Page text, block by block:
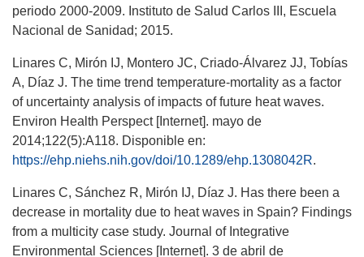
periodo 2000-2009. Instituto de Salud Carlos III, Escuela
Nacional de Sanidad; 2015.
Linares C, Mirón IJ, Montero JC, Criado-Álvarez JJ, Tobías
A, Díaz J. The time trend temperature-mortality as a factor
of uncertainty analysis of impacts of future heat waves.
Environ Health Perspect [Internet]. mayo de
2014;122(5):A118. Disponible en:
https://ehp.niehs.nih.gov/doi/10.1289/ehp.1308042R.
Linares C, Sánchez R, Mirón IJ, Díaz J. Has there been a
decrease in mortality due to heat waves in Spain? Findings
from a multicity case study. Journal of Integrative
Environmental Sciences [Internet]. 3 de abril de